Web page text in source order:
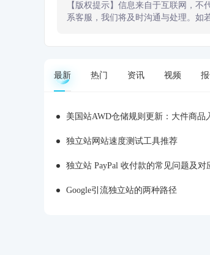
【版权提示】信息来自于互联网，
系客服，我们将及时沟通与处理。如
最新 热门 资讯 视频
美国站AWD仓储规则更新：大件商品
独立站网站速度测试工具推荐
独立站 PayPal 收付款的常见问题及对
Google引流独立站的两种路径